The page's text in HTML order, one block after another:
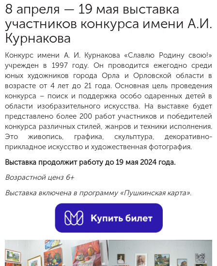
8 апреля — 19 мая выставка
участников конкурса имени А.И.
Курнакова
Конкурс имени А. И. Курнакова «Славлю Родину свою!»
учрежден в 1997 году. Он проводится ежегодно среди
юных художников города Орла и Орловской области в
возрасте от 4 лет до 21 года. Основная цель проведения
конкурса – поиск и поддержка особо одаренных детей в
области изобразительного искусства. На выставке будет
представлено более 200 работ участников и победителей
конкурса различных стилей, жанров и техники исполнения.
Это живопись, графика, скульптура, декоративно-
прикладное искусство и художественная фотография.
Выставка продолжит работу до 19 мая 2024 года.
Возрастной ценз 6+
Выставка включена в программу «Пушкинская карта».